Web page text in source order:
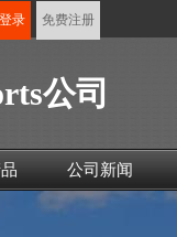
录 免费注册
公司
公司新闻